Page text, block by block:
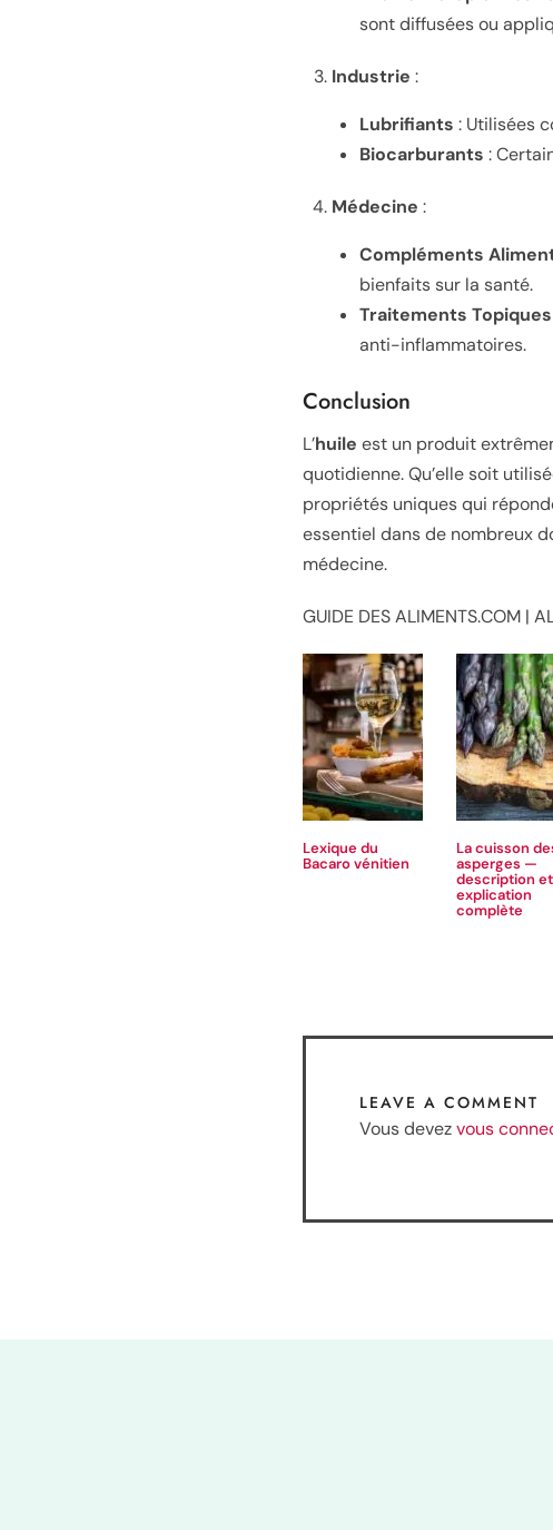
sont diffusées ou
Industrie :
Lubrifiants : Utilisées
Biocarburants :
Médecine :
Compléments
bienfaits sur la santé.
Traitements Topiques
anti-inflammatoires.
Conclusion
L’huile est un produit
quotidienne. Qu’elle soit
propriétés uniques qui
essentiel dans de nombreux
médecine.
GUIDE DES ALIMENTS.COM |
Lexique du
Bacaro vénitien
La cuisson
asperges —
description et
explication
complète
LEAVE A COMMENT
Vous devezvous